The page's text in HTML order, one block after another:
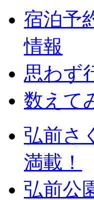
宿泊予
情報
思わず
数えて
弘前さ
満載！
弘前公